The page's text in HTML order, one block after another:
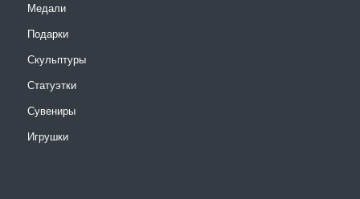
Медали
Подарки
Скульптуры
Статуэтки
Сувениры
Игрушки